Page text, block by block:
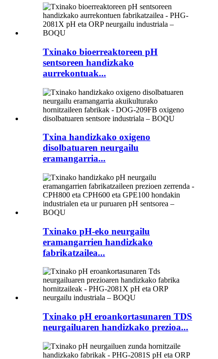
Txinako bioerreaktoreen pH
sentsoreen handizkako
aurrekontuak...
Txina handizkako oxigeno
disolbatuaren neurgailu
eramangarria...
Txinako pH-eko neurgailu
eramangarrien handizkako
fabrikatzailea...
Txinako pH eroankortasunaren TDS
neurgailuaren handizkako prezioa...